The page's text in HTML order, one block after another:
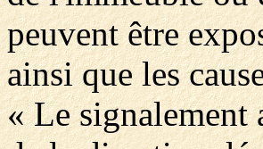
peuvent être
ainsi que les
« Le signalement